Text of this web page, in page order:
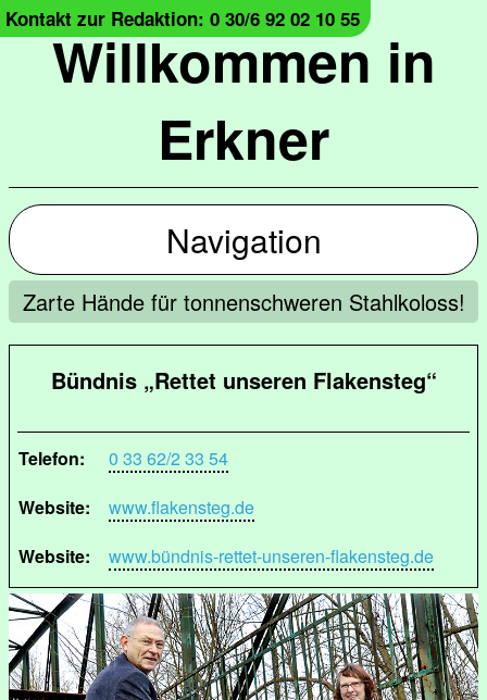
Willkommen in
Erkner
Kontakt zur Redaktion: 0 30/6 92 02 10 55
Navigation
Zarte Hände für tonnenschweren Stahlkoloss!
Bündnis „Rettet unseren Flakensteg“
Telefon:
0 33 62/2 33 54
Website:
www.flakensteg.de
Website:
www.bündnis-rettet-unseren-flakensteg.de